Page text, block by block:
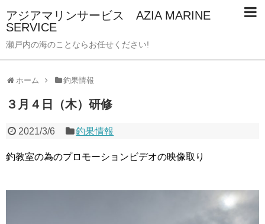
アジアマリンサービス AZIA MARINE
SERVICE
瀬戸内の海のことならお任せください!
ホーム 釣果情報
３月４日（木）研修
2021/3/6 釣果情報
釣教室の為のプロモーションビデオの映像取り